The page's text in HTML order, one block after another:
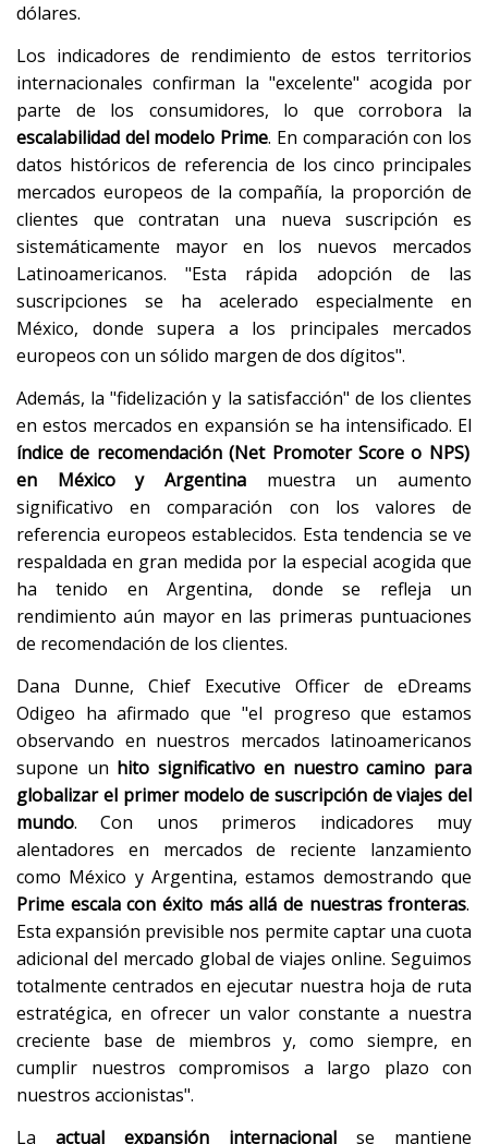
dólares.
Los indicadores de rendimiento de estos territorios
internacionales confirman la "excelente" acogida por
parte de los consumidores, lo que corrobora la
escalabilidad del modelo Prime. En comparación con los
datos históricos de referencia de los cinco principales
mercados europeos de la compañía, la proporción de
clientes que contratan una nueva suscripción es
sistemáticamente mayor en los nuevos mercados
Latinoamericanos. "Esta rápida adopción de las
suscripciones se ha acelerado especialmente en
México, donde supera a los principales mercados
europeos con un sólido margen de dos dígitos".
Además, la "fidelización y la satisfacción" de los clientes
en estos mercados en expansión se ha intensificado. El
índice de recomendación (Net Promoter Score o NPS)
en México y Argentina muestra un aumento
significativo en comparación con los valores de
referencia europeos establecidos. Esta tendencia se ve
respaldada en gran medida por la especial acogida que
ha tenido en Argentina, donde se refleja un
rendimiento aún mayor en las primeras puntuaciones
de recomendación de los clientes.
Dana Dunne, Chief Executive Officer de eDreams
Odigeo ha afirmado que "el progreso que estamos
observando en nuestros mercados latinoamericanos
supone un hito significativo en nuestro camino para
globalizar el primer modelo de suscripción de viajes del
mundo. Con unos primeros indicadores muy
alentadores en mercados de reciente lanzamiento
como México y Argentina, estamos demostrando que
Prime escala con éxito más allá de nuestras fronteras.
Esta expansión previsible nos permite captar una cuota
adicional del mercado global de viajes online. Seguimos
totalmente centrados en ejecutar nuestra hoja de ruta
estratégica, en ofrecer un valor constante a nuestra
creciente base de miembros y, como siempre, en
cumplir nuestros compromisos a largo plazo con
nuestros accionistas".
La actual expansión internacional se mantiene